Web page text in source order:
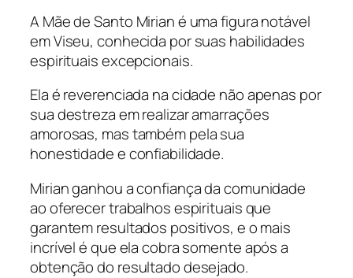
A Mãe de Santo Mirian é uma figura notável
em Viseu, conhecida por suas habilidades
espirituais excepcionais.
Ela é reverenciada na cidade não apenas por
sua destreza em realizar amarrações
amorosas, mas também pela sua
honestidade e confiabilidade.
Mirian ganhou a confiança da comunidade
ao oferecer trabalhos espirituais que
garantem resultados positivos, e o mais
incrível é que ela cobra somente após a
obtenção do resultado desejado.